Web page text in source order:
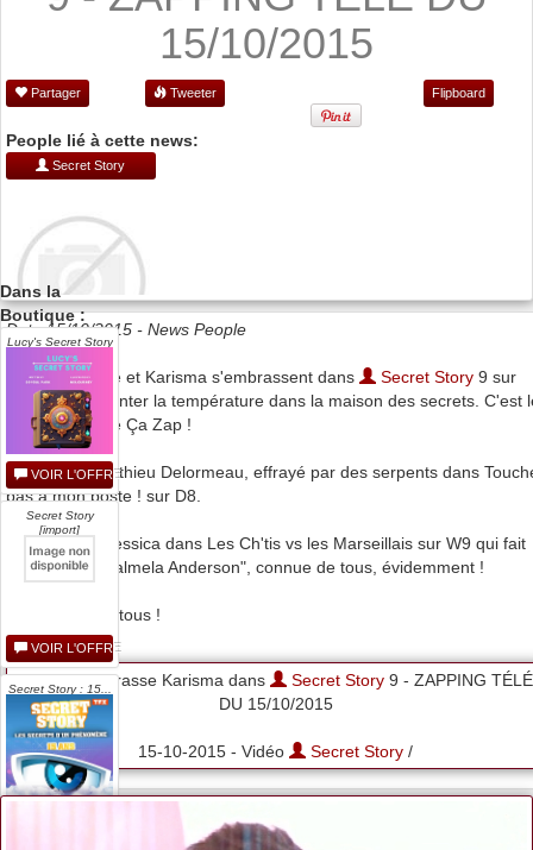
15/10/2015
Partager Tweeter Flipboard
People lié à cette news:
Secret Story
Date 15/10/2015 - News People
Quand Mélanie et Karisma s'embrassent dans Secret Story 9 sur
NT1 et font monter la température dans la maison des secrets. C'est
zapping télé de Ça Zap !
Mais aussi Matthieu Delormeau, effrayé par des serpents dans
pas à mon poste ! sur D8.
Sans oublier Jessica dans Les Ch'tis vs les Marseillais sur W9 qui fait
référence à "Palmela Anderson", connue de tous, évidemment !
Bon zapping à tous !
Mélanie embrasse Karisma dans Secret Story 9 - ZAPPING TÉLÉ
DU 15/10/2015
15-10-2015 - Vidéo Secret Story /
Dans la
Boutique :
Lucy's Secret Story
VOIR L'OFFRE
Secret Story
[import]
VOIR L'OFFRE
Secret Story : 15...